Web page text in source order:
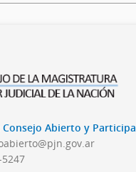
Consejo Abierto y